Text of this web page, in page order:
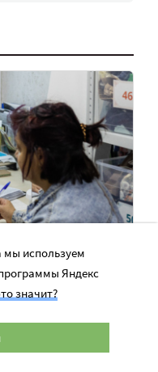
наборы –
нужны средства,
используем
Яндекс
значит?